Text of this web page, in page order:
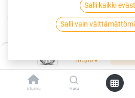
105,00€
Etusivu Haku
ALCAR HYBRIDRAD
5/112 ET48 CB57
105,00€/ kpl
Saatavilla
Salli kaikki
Salli vain